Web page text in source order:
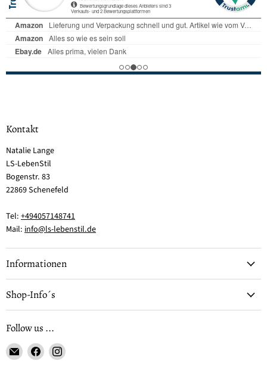
Kontakt
Natalie Lange
LS-LebenStil
Bogenstr. 83
22869 Schenefeld
Tel: +494057148741
Mail: info@ls-lebenstil.de
Informationen
Shop-Info´s
Follow us ...
Email
LS-
Finden
Sie
Finden